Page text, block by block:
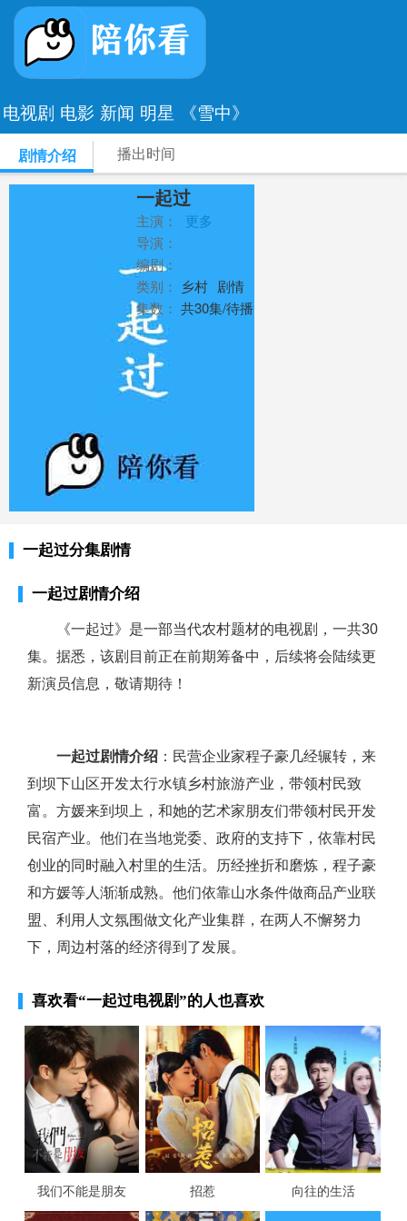
电视剧 电影 新闻 明星 《雪中》
剧情介绍 播出时间
一起过
主演：
更多
导演：
编剧：
类别： 乡村 剧情
集数： 共30集/待播
一起过分集剧情
一起过剧情介绍
《一起过》是一部当代农村题材的电视剧，一共30
集。据悉，该剧目前正在前期筹备中，后续将会陆续更
新演员信息，敬请期待！
一起过剧情介绍 ：民营企业家程子豪几经辗转，来
到坝下山区开发太行水镇乡村旅游产业，带领村民致
富。方媛来到坝上，和她的艺术家朋友们带领村民开发
民宿产业。他们在当地党委、政府的支持下，依靠村民
创业的同时融入村里的生活。历经挫折和磨炼，程子豪
和方媛等人渐渐成熟。他们依靠山水条件做商品产业联
盟、利用人文氛围做文化产业集群，在两人不懈努力
下，周边村落的经济得到了发展。
喜欢看“一起过电视剧”的人也喜欢
我们不能是朋友 招惹 向往的生活